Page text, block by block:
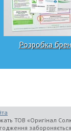
Розробка
ТОВ «Оригінал